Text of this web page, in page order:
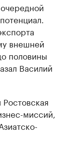
внешней
половины
Василий
миссий,